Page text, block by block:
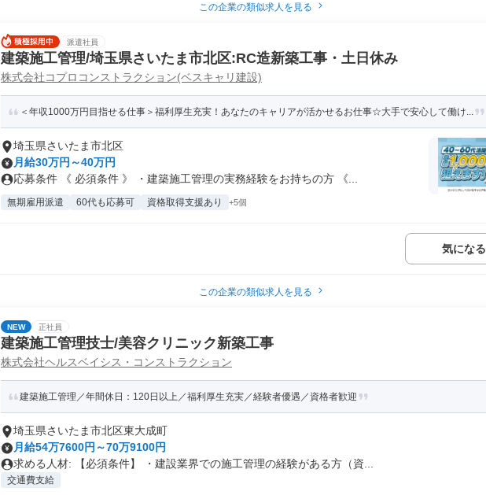
この企業の類似求人を見る
派遣社員
建築施工管理/埼玉県さいたま市北区:RC造新築工事・土日休み
株式会社コプロコンストラクション(ベスキャリ建設)
＜年収1000万円目指せる仕事＞福利厚生充実！あなたのキャリアが活かせるお仕事☆大手で安心して働け...
埼玉県さいたま市北区
月給30万円～40万円
応募条件 《 必須条件 》 ・建築施工管理の実務経験をお持ちの方 《...
無期雇用派遣 60代も応募可 資格取得支援あり +5個
気になる
この企業の類似求人を見る
NEW 正社員
建築施工管理技士/美容クリニック新築工事
株式会社ヘルスベイシス・コンストラクション
建築施工管理／年間休日：120日以上／福利厚生充実／経験者優遇／資格者歓迎
埼玉県さいたま市北区東大成町
月給54万7600円～70万9100円
求める人材: 【必須条件】 ・建設業界での施工管理の経験がある方（資...
交通費支給